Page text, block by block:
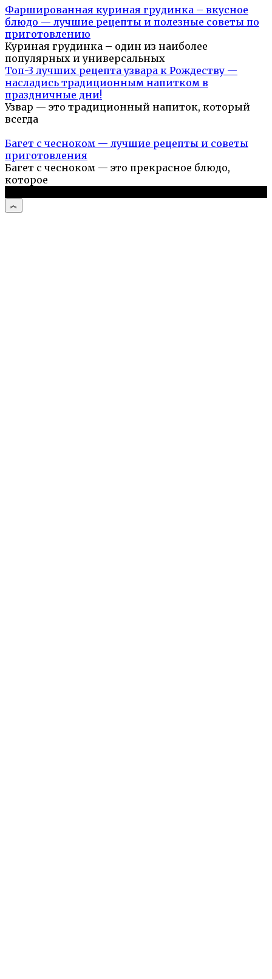
Фаршированная куриная грудинка – вкусное
блюдо — лучшие рецепты и полезные советы по
приготовлению
Куриная грудинка – один из наиболее
популярных и универсальных
Топ-3 лучших рецепта узвара к Рождеству —
насладись традиционным напитком в
праздничные дни!
Узвар — это традиционный напиток, который
всегда
Багет с чесноком — лучшие рецепты и советы
приготовления
Багет с чесноком — это прекрасное блюдо,
которое